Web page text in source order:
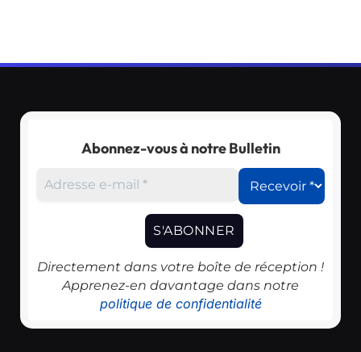
Abonnez-vous à notre Bulletin
Directement dans votre boîte de réception !
Apprenez-en davantage dans notre
politique de confidentialité